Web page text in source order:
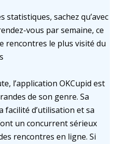
statistiques, sachez qu’avec
vous par semaine, ce
rencontres le plus visité du
l’application OKCupid est
de son genre. Sa
facilité d’utilisation et sa
un concurrent sérieux
rencontres en ligne. Si